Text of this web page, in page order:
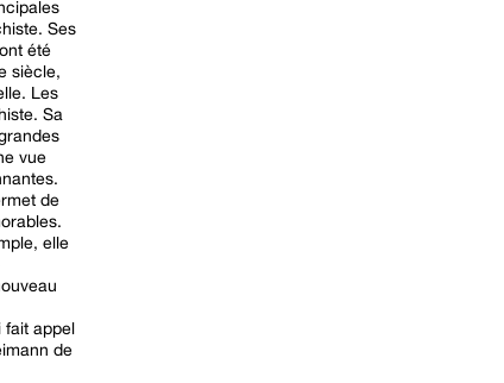
Ses
été
siècle,
Les
Sa
vue
de
elle
fait appel
de